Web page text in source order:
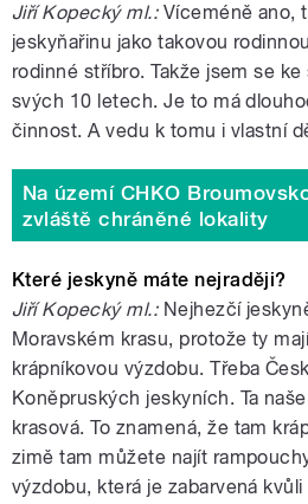
Jiří Kopecký ml.:Víceméně ano,
jeskyňařinu jako takovou
rodinné stříbro. Takže jsem se
svých 10 letech. Je to má
činnost. A vedu k tomu i vlastní
Na území CHKO
zvláště chráněné lokality
Které jeskyně máte nejraději?
Jiří Kopecký ml.:Nejhezčí
Moravském krasu, protože ty
krápníkovou výzdobu. Třeba
Koněpruských jeskyních. Ta
krasová. To znamená, že tam
zimě tam můžete najít
výzdobu, která je zabarvená